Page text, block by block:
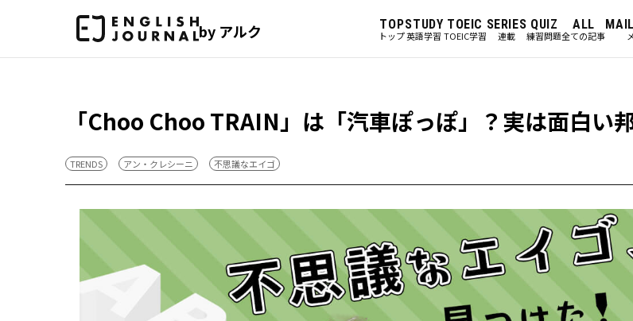
by アルク TOP
トップ
STUDY
英語学習
TOEIC
TOEIC学習
SERIES
連載
QUIZ
練習問題
ALL
全ての記事
「Choo Choo TRAIN」は「汽車ぽっぽ」？実は面白い
TRENDS アン・クレシーニ 不思議なエイゴ